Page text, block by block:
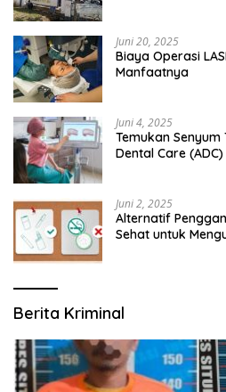
Juni 20, 2025
Biaya Operasi
Manfaatnya
Juni 4, 2025
Temukan
Dental Care
Juni 2, 2025
Alternatif
Sehat untuk
Berita Kriminal